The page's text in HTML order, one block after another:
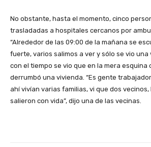
No obstante, hasta el momento, cinco
trasladadas a hospitales cercanos por
“Alrededor de las 09:00 de la mañana se
fuerte, varios salimos a ver y sólo se vio
con el tiempo se vio que en la mera esquina
derrumbó una vivienda. “Es gente
ahí vivían varias familias, vi que dos
salieron con vida”, dijo una de las vecinas.